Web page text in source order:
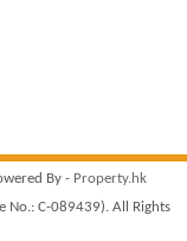
By - Property.hk
No.: C-089439). All Rights